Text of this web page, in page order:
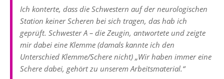
Ich konterte, dass die Schwestern auf der neurologischen
Station keiner Scheren bei sich tragen, das hab ich
geprüft. Schwester A – die Zeugin, antwortete und zeigte
mir dabei eine Klemme (damals kannte ich den
Unterschied Klemme/Schere nicht) „Wir haben immer eine
Schere dabei, gehört zu unserem Arbeitsmaterial.“